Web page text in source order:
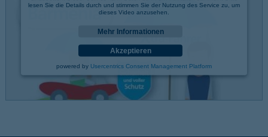
lesen Sie die Details durch und stimmen Sie der Nutzung des Service zu, um
dieses Video anzusehen.
Mehr Informationen
Akzeptieren
powered by Usercentrics Consent Management Platform